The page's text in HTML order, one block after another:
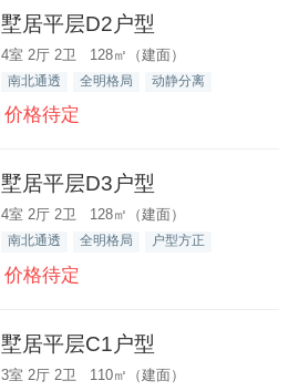
墅居平层D2户型
4室 2厅 2卫 128㎡（建面）
南北通透 全明格局 动静分离
价格待定
墅居平层D3户型
4室 2厅 2卫 128㎡（建面）
南北通透 全明格局 户型方正
价格待定
墅居平层C1户型
3室 2厅 2卫 110㎡（建面）